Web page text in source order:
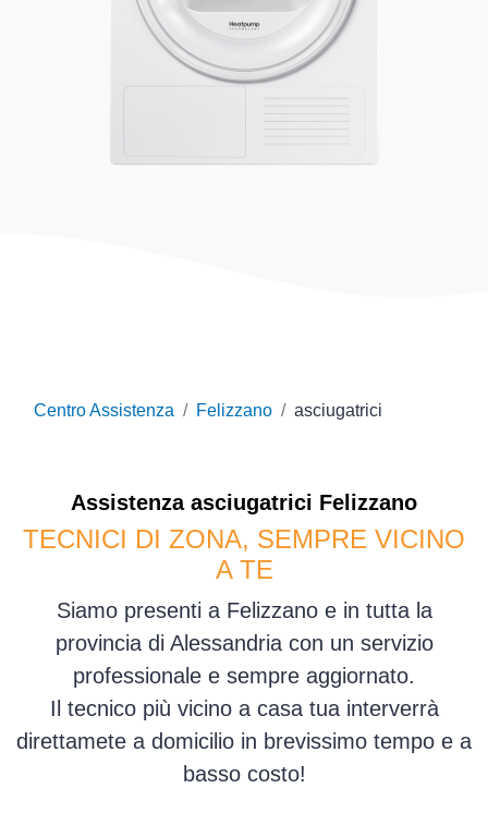
Centro Assistenza Felizzano asciugatrici
Assistenza asciugatrici Felizzano
TECNICI DI ZONA, SEMPRE VICINO
A TE
Siamo presenti a Felizzano e in tutta la
provincia di Alessandria con un servizio
professionale e sempre aggiornato.
Il tecnico più vicino a casa tua interverrà
direttamete a domicilio in brevissimo tempo e a
basso costo!